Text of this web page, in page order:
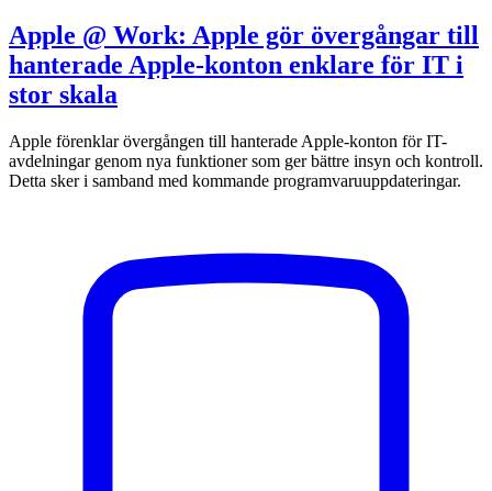
Apple @ Work: Apple gör övergångar till
hanterade Apple-konton enklare för IT i
stor skala
Apple förenklar övergången till hanterade Apple-konton för IT-
avdelningar genom nya funktioner som ger bättre insyn och kontroll.
Detta sker i samband med kommande programvaruuppdateringar.